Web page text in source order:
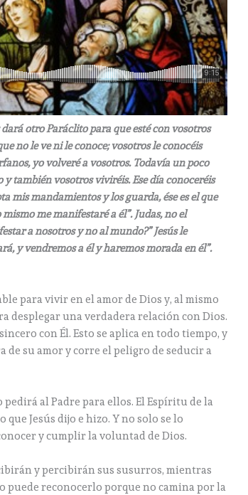
otro Paráclito para que esté con vosotros
no le ve ni le conoce; vosotros le conocéis
yo volveré a vosotros. Todavía un poco
también vosotros viviréis. Ese día conoceréis
mis mandamientos y los guarda, ése es el que
me manifestaré a él”. Judas, no el
a nosotros y no al mundo?” Jesús le
y vendremos a él y haremos morada en él”.
para vivir en el amor de Dios y, al mismo
desplegar una verdadera relación con Dios.
con Él. Esto se aplica en todo tiempo, y
su amor y corre el peligro de seducir a
al Padre para ellos. El Espíritu de la
Jesús dijo e hizo. Y no solo se lo
y cumplir la voluntad de Dios.
y percibirán sus susurros, mientras
puede reconocerlo porque no camina por la